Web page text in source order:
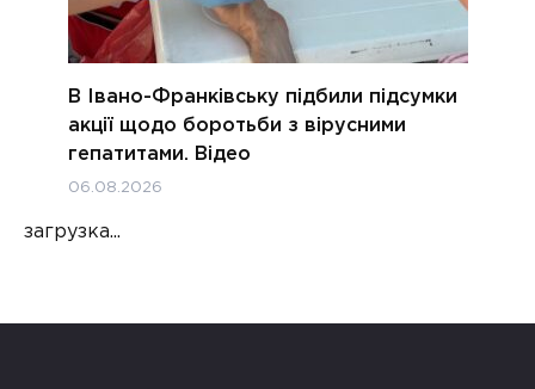
В Івано-Франківську підбили підсумки
акції щодо боротьби з вірусними
гепатитами. Відео
06.08.2026
загрузка...